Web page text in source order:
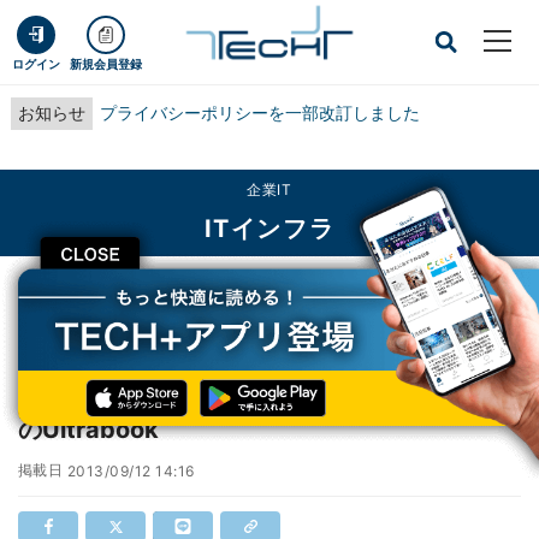
ログイン 新規会員登録
お知らせ プライバシーポリシーを一部改訂しました
CLOSE
企業IT
ITインフラ
TECH+ 企業IT
ITインフラ
デル、法人向けノートLatitudeで最薄/最軽量のUltrabook
デル、法人向けノートLatitudeで最薄/最軽量
のUltrabook
掲載日 2013/09/12 14:16